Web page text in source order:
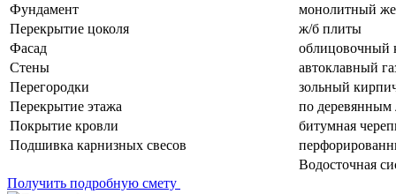
Фундамент
монолитный
Перекрытие цоколя
ж/б плиты
Фасад
облицовочный
Стены
автоклавный
Перегородки
зольный
Перекрытие этажа
по деревянным
Покрытие кровли
битумная
Подшивка карнизных свесов
Водосточная
Получить подробную смету